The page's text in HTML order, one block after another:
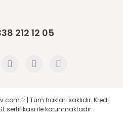
212 12 05
| Tüm hakları saklıdır. Kredi
sertifikası ile korunmaktadır.